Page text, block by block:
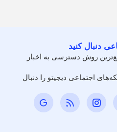
دنبال کنید
روش دسترسی به اخبار
اجتماعی دیجیتو را دنبال